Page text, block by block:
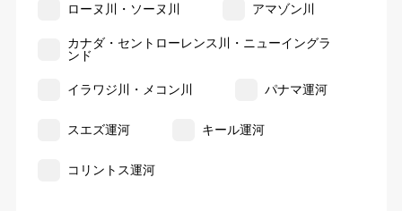
ローヌ川・ソーヌ川 アマゾン川
カナダ・セントローレンス川・ニューイングラ
ンド
イラワジ川・メコン川 パナマ運河
スエズ運河 キール運河
コリントス運河